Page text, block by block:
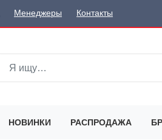
Менеджеры Контакты
НОВИНКИ РАСПРОДАЖА